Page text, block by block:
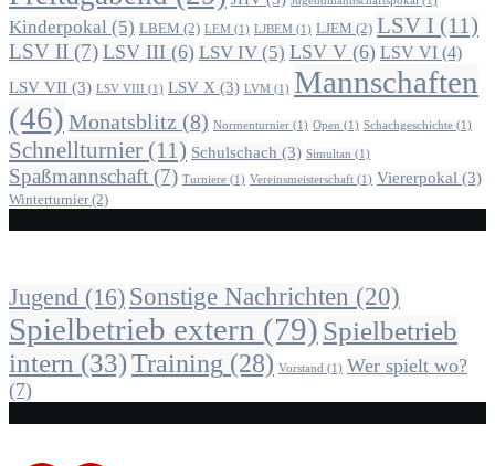
Kinderpokal (5) LBEM (2) LEM (1) LJBEM (1) LJEM (2) LSV I (11)
LSV II (7) LSV III (6) LSV IV (5) LSV V (6) LSV VI (4)
LSV VII (3) LSV VIII (1) LSV X (3) LVM (1) Mannschaften
(46) Monatsblitz (8) Normenturnier (1) Open (1) Schachgeschichte (1)
Schnellturnier (11) Schulschach (3) Simultan (1)
Spaßmannschaft (7) Turniere (1) Vereinsmeisterschaft (1) Viererpokal (3)
Winterturnier(2)
Jugend (16) Sonstige Nachrichten (20)
Spielbetrieb extern (79) Spielbetrieb
intern (33)Training (28) Vorstand (1) Wer spielt wo?
(7)